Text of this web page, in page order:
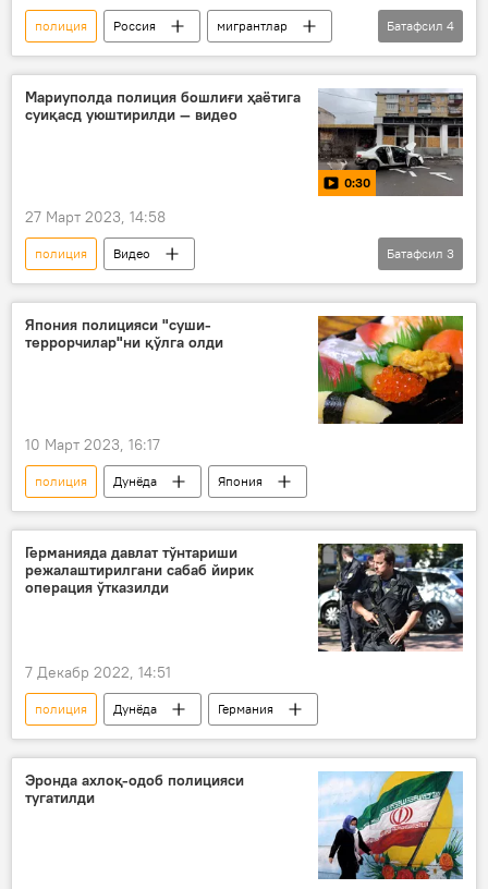
полиция Россия
мигрантлар
Миграция
Миграция
Москва
оммавий муштлашув
Батафсил 4
Мариуполда полиция бошлиғи ҳаётига
суиқасд уюштирилди — видео
0:30
27 Март 2023, 14:58
полиция
Видео
Донецк халқ республикаси (ДХР)
теракт
Батафсил 3
Япония полицияси "суши-
террорчилар"ни қўлга олди
10 Март 2023, 16:17
полиция Дунёда Япония
Германияда давлат тўнтариши
режалаштирилгани сабаб йирик
операция ўтказилди
7 Декабр 2022, 14:51
полиция Дунёда Германия
Эронда ахлоқ-одоб полицияси
тугатилди